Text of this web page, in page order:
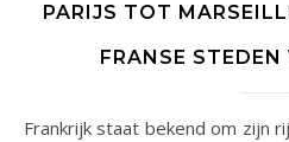
PARIJS TOT
FRANSE
Frankrijk staat bekend om zijn rijke geschiedenis, prachtige